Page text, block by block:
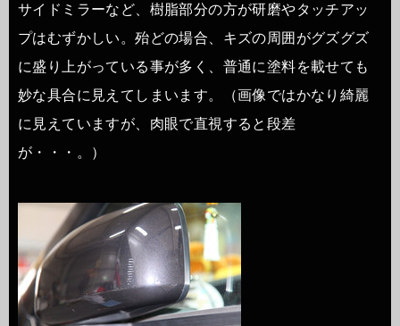
サイドミラーなど、樹脂部分の方が研磨やタッチアッ
プはむずかしい。殆どの場合、キズの周囲がグズグズ
に盛り上がっている事が多く、普通に塗料を載せても
妙な具合に見えてしまいます。（画像ではかなり綺麗
に見えていますが、肉眼で直視すると段差
が・・・。）